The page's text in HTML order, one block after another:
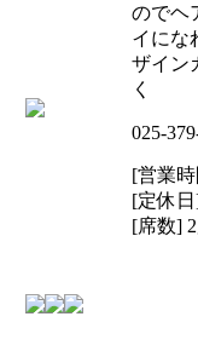
のでヘ
イにな
ザイン
く
025-
[営業時
[定休
[席数]